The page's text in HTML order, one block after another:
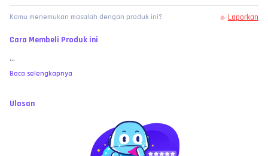
Kamu menemukan masalah dengan produk ini? Laporkan
Cara Membeli Produk ini
...
Baca selengkapnya
Ulasan